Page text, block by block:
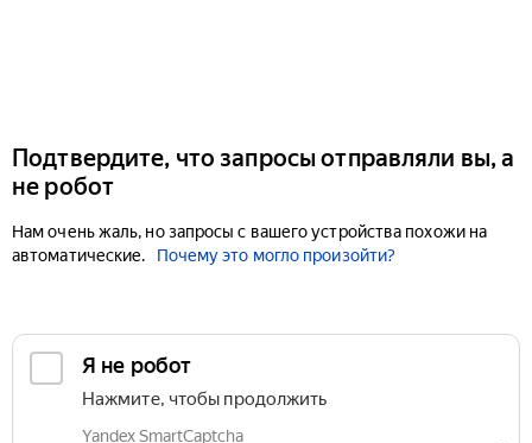
Подтвердите, что запросы отправляли вы, а
не робот
Нам очень жаль, но запросы с вашего устройства похожи на
автоматические.
Почему это могло произойти?